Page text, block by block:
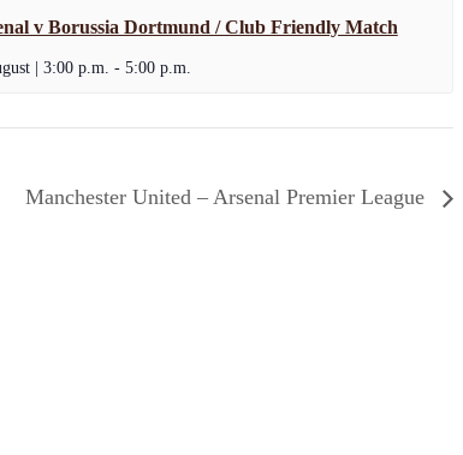
v Borussia Dortmund / Club Friendly Match
| 3:00 p.m. - 5:00 p.m.
Manchester United – Arsenal Premier League